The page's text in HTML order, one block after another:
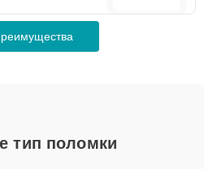
тип поломки